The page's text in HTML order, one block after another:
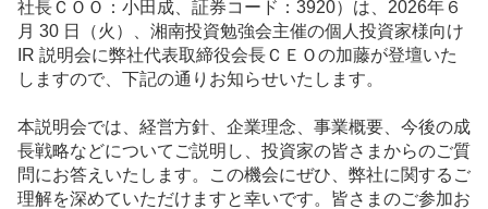
板
記
事
社長ＣＯＯ：小田成、証券コード：3920）は、2026年６
月 30 日（火）、湘南投資勉強会主催の個人投資家様向け
IR 説明会に弊社代表取締役会長ＣＥＯの加藤が登壇いた
しますので、下記の通りお知らせいたします。
本説明会では、経営方針、企業理念、事業概要、今後の成
長戦略などについてご説明し、投資家の皆さまからのご質
問にお答えいたします。この機会にぜひ、弊社に関するご
理解を深めていただけますと幸いです。皆さまのご参加お